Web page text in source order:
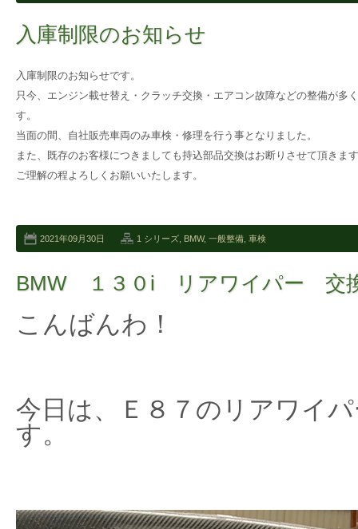
入庫制限のお知らせ
入庫制限のお知らせです。
只今、エンジン載せ替え・クラッチ交換・エアコン故障などの整備が多
す。
当面の間、自社販売車両のみ車検・修理を行う事となりました。
また、既存のお客様につきましても持込部品交換はお断りさせて頂きま
ご理解の程よろしくお願いいたします。
2021年09月30日 1 シリーズ BMW, 一般整備 車検
BMW １３０i リアワイパー 交
こんばんわ！
今日は、Ｅ８７のリアワイ
す。